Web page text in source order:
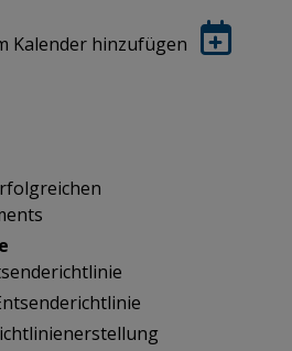
Kalender hinzufügen